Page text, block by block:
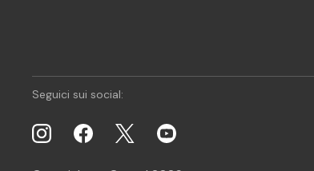
Seguici sui social: